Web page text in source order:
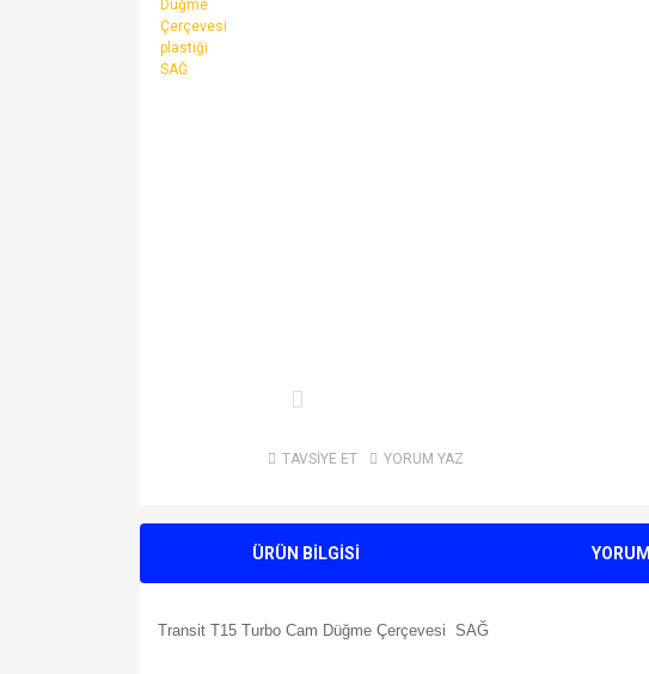
TAVSİYE ET YORUM YAZ
ÜRÜN BİLGİSİ
Transit T15 Turbo Cam Düğme Çerçevesi SAĞ